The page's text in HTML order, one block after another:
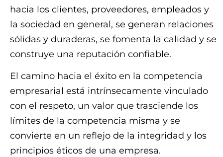
hacia los clientes, proveedores, empleados y
la sociedad en general, se generan relaciones
sólidas y duraderas, se fomenta la calidad y se
construye una reputación confiable.
El camino hacia el éxito en la competencia
empresarial está intrínsecamente vinculado
con el respeto, un valor que trasciende los
límites de la competencia misma y se
convierte en un reflejo de la integridad y los
principios éticos de una empresa.